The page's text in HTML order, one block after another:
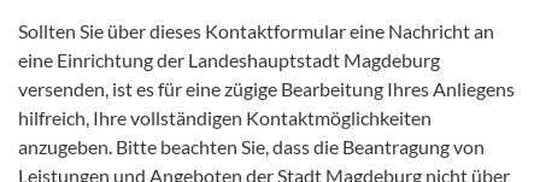
Sollten Sie über dieses Kontaktformular eine Nachricht an
eine Einrichtung der Landeshauptstadt Magdeburg
versenden, ist es für eine zügige Bearbeitung Ihres Anliegens
hilfreich, Ihre vollständigen Kontaktmöglichkeiten
anzugeben. Bitte beachten Sie, dass die Beantragung von
Leistungen und Angeboten der Stadt Magdeburg nicht über